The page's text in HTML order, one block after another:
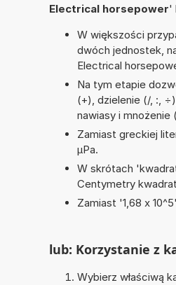
Electrical horsepower'
W większości
dwóch jednostek,
Electrical
Na tym etapie
(+), dzielenie (/, :,
nawiasy i mnożenie
Zamiast greckiej
µPa.
W skrótach
Centymetry
Zamiast '1,68 x
lub: Korzystanie z
Wybierz właściwą